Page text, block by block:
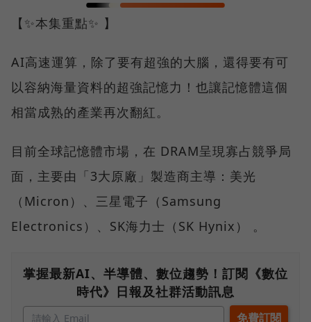
【✨本集重點✨ 】
AI高速運算，除了要有超強的大腦，還得要有可
以容納海量資料的超強記憶力！也讓記憶體這個
相當成熟的產業再次翻紅。
目前全球記憶體市場，在 DRAM呈現寡占競爭局
面，主要由「3大原廠」製造商主導：美光
（Micron）、三星電子（Samsung
Electronics）、SK海力士（SK Hynix） 。
掌握最新AI、半導體、數位趨勢！訂閱《數位
時代》日報及社群活動訊息